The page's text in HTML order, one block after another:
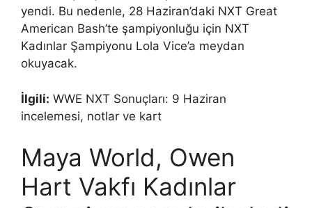
yendi. Bu nedenle, 28 Haziran’daki NXT Great
American Bash’te şampiyonluğu için NXT
Kadınlar Şampiyonu Lola Vice’a meydan
okuyacak.
İlgili: WWE NXT Sonuçları: 9 Haziran
incelemesi, notlar ve kart
Maya World, Owen
Hart Vakfı Kadınlar